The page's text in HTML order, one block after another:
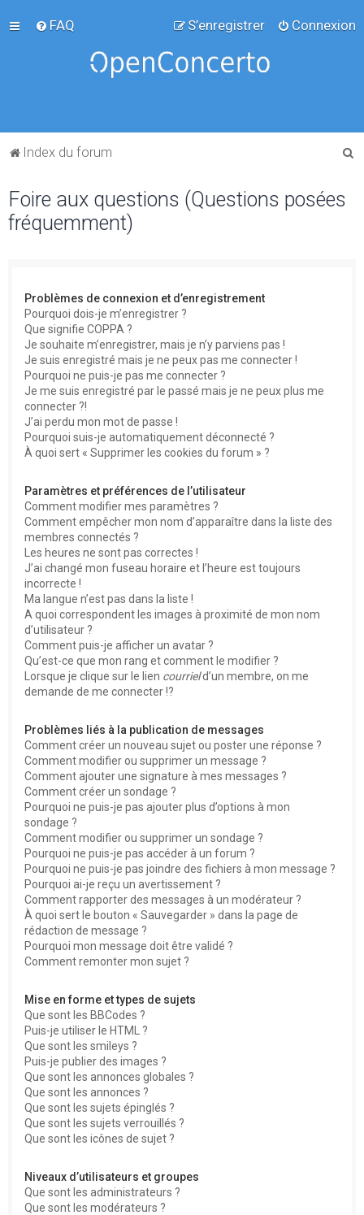
FAQ Connexion
S’enregistrer
Index du forum
Foire aux questions (Questions posées
fréquemment)
Problèmes de connexion et d’enregistrement
Pourquoi dois-je m’enregistrer ?
Que signifie COPPA ?
Je souhaite m’enregistrer, mais je n’y parviens pas !
Je suis enregistré mais je ne peux pas me connecter !
Pourquoi ne puis-je pas me connecter ?
Je me suis enregistré par le passé mais je ne peux plus me
connecter ?!
J’ai perdu mon mot de passe !
Pourquoi suis-je automatiquement déconnecté ?
À quoi sert « Supprimer les cookies du forum » ?
Paramètres et préférences de l’utilisateur
Comment modifier mes paramètres ?
Comment empêcher mon nom d’apparaître dans la liste des
membres connectés ?
Les heures ne sont pas correctes !
J’ai changé mon fuseau horaire et l’heure est toujours
incorrecte !
Ma langue n’est pas dans la liste !
A quoi correspondent les images à proximité de mon nom
d’utilisateur ?
Comment puis-je afficher un avatar ?
Qu’est-ce que mon rang et comment le modifier ?
Lorsque je clique sur le lien courrield’un membre, on me
demande de me connecter !?
Problèmes liés à la publication de messages
Comment créer un nouveau sujet ou poster une réponse ?
Comment modifier ou supprimer un message ?
Comment ajouter une signature à mes messages ?
Comment créer un sondage ?
Pourquoi ne puis-je pas ajouter plus d’options à mon
sondage ?
Comment modifier ou supprimer un sondage ?
Pourquoi ne puis-je pas accéder à un forum ?
Pourquoi ne puis-je pas joindre des fichiers à mon message ?
Pourquoi ai-je reçu un avertissement ?
Comment rapporter des messages à un modérateur ?
À quoi sert le bouton « Sauvegarder » dans la page de
rédaction de message ?
Pourquoi mon message doit être validé ?
Comment remonter mon sujet ?
Mise en forme et types de sujets
Que sont les BBCodes ?
Puis-je utiliser le HTML ?
Que sont les smileys ?
Puis-je publier des images ?
Que sont les annonces globales ?
Que sont les annonces ?
Que sont les sujets épinglés ?
Que sont les sujets verrouillés ?
Que sont les icônes de sujet ?
Niveaux d’utilisateurs et groupes
Que sont les administrateurs ?
Que sont les modérateurs ?